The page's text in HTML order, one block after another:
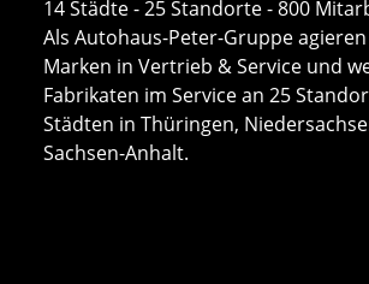
14 Städte - 25 Standorte - 800
Als Autohaus-Peter-Gruppe
Marken in Vertrieb & Service und
Fabrikaten im Service an 25
Städten in Thüringen,
Sachsen-Anhalt.